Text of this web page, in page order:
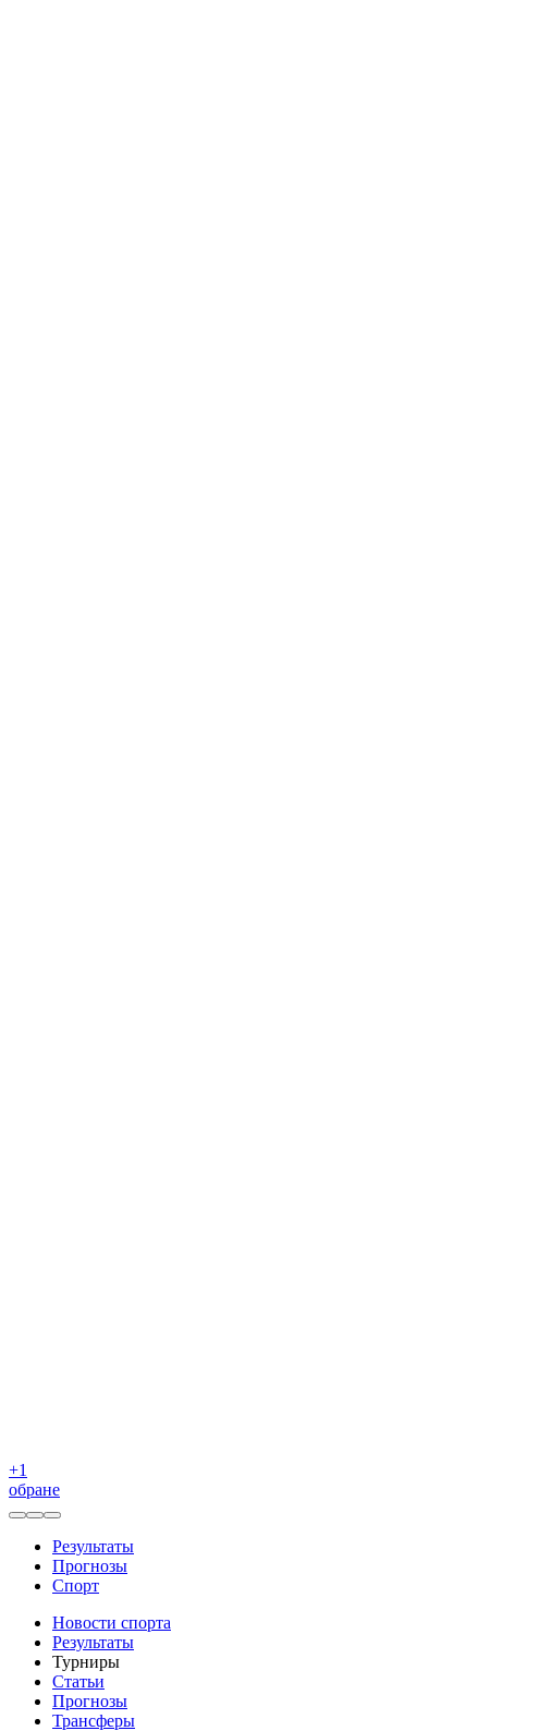
+1
обране
Результаты
Прогнозы
Спорт
Новости спорта
Результаты
Турниры
Статьи
Прогнозы
Трансферы